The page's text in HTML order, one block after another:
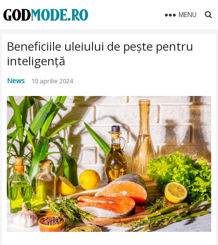
MENU
Beneficiile uleiului de pește pentru
inteligență
News 10 aprilie 2024